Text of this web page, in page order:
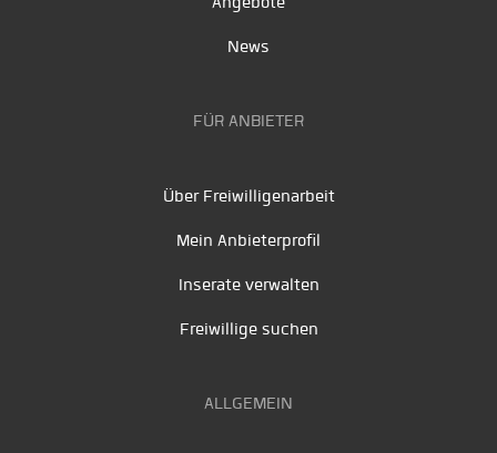
News
FÜR ANBIETER
Über Freiwilligenarbeit
Mein Anbieterprofil
Inserate verwalten
Freiwillige suchen
ALLGEMEIN